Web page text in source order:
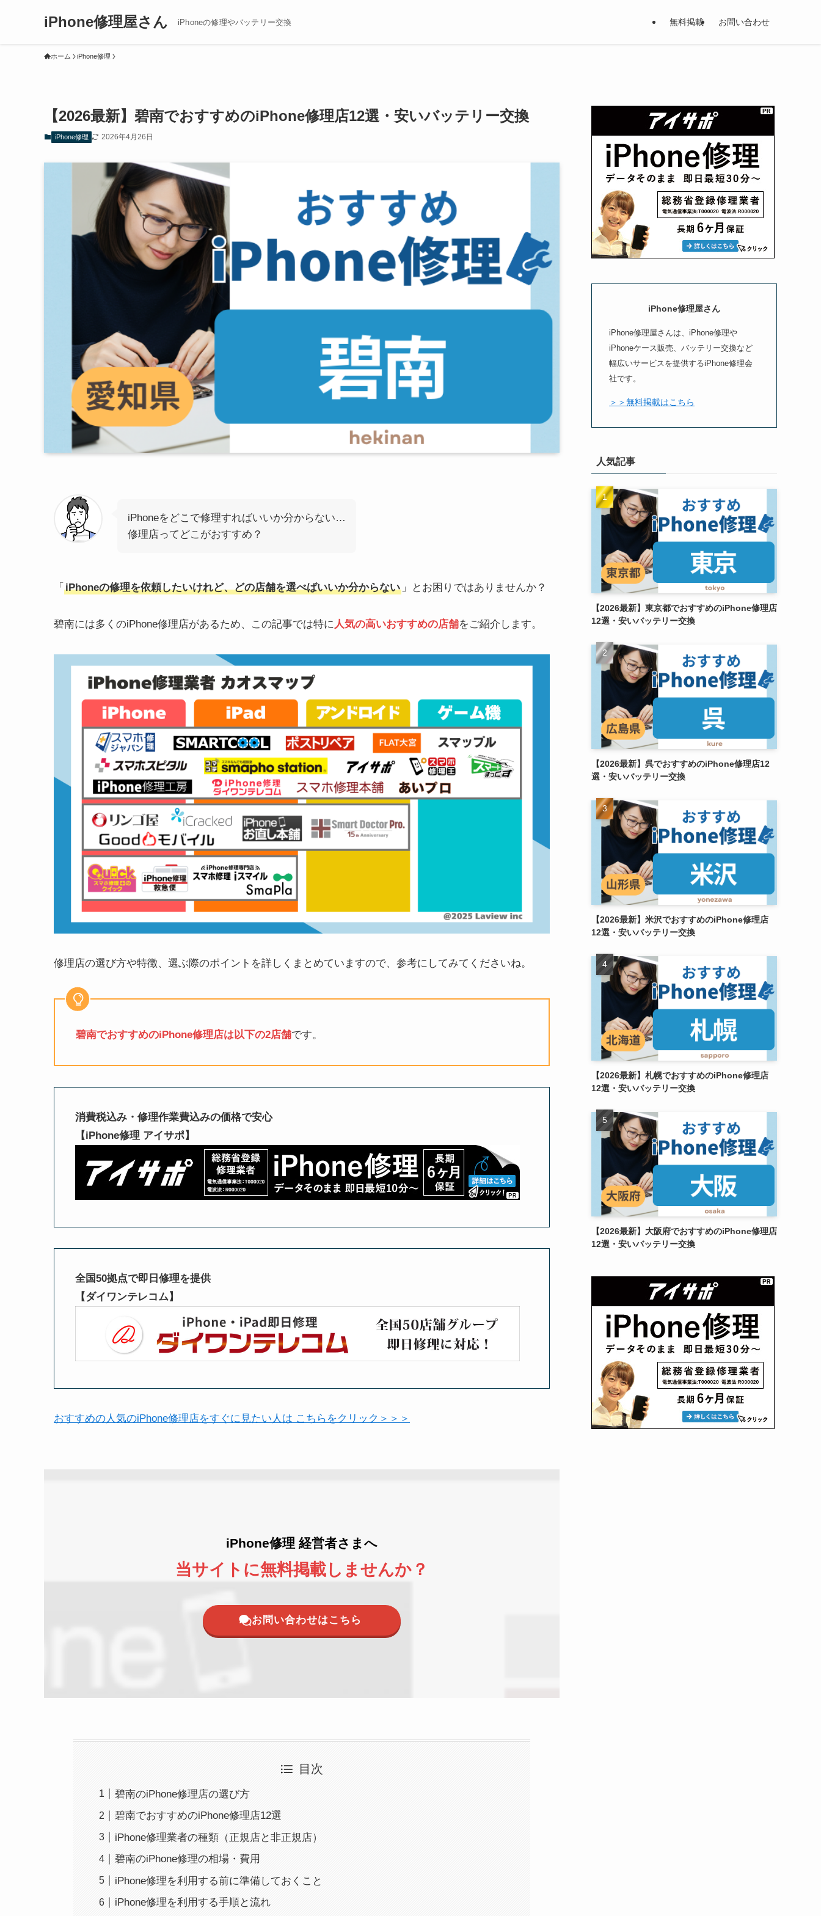
iPhone修理屋さん iPhoneの修理やバッテリー交換 無料掲載 お問い合わせ
ホーム iPhone修理
【2026最新】碧南でおすすめのiPhone修理店12選・安いバッテリー交換
iPhone修理 2026年4月26日
iPhoneをどこで修理すればいいか分からない…
修理店ってどこがおすすめ？
「 iPhoneの修理を依頼したいけれど、どの店舗を選べばいいか分からない 」とお困りではありませんか？
碧南には多くのiPhone修理店があるため、この記事では特に人気の高いおすすめの店舗をご紹介します。
修理店の選び方や特徴、選ぶ際のポイントを詳しくまとめていますので、参考にしてみてくださいね。
碧南でおすすめのiPhone修理店は以下の2店舗です。
消費税込み・修理作業費込みの価格で安心
【iPhone修理 アイサポ】
全国50拠点で即日修理を提供
【ダイワンテレコム】
おすすめの人気のiPhone修理店をすぐに見たい人は こちらをクリック＞＞＞
iPhone修理 経営者さまへ
当サイトに無料掲載しませんか？
お問い合わせはこちら
目次
碧南のiPhone修理店の選び方
碧南でおすすめのiPhone修理店12選
iPhone修理業者の種類（正規店と非正規店）
碧南のiPhone修理の相場・費用
iPhone修理を利用する前に準備しておくこと
iPhone修理を利用する手順と流れ
iPhone修理屋さん
iPhone修理屋さんは、iPhone修理や
iPhoneケース販売、バッテリー交換など
幅広いサービスを提供するiPhone修理会
社です。
＞＞無料掲載はこちら
人気記事
【2026最新】東京都でおすすめのiPhone修理店
12選・安いバッテリー交換
【2026最新】呉でおすすめのiPhone修理店12
選・安いバッテリー交換
【2026最新】米沢でおすすめのiPhone修理店
12選・安いバッテリー交換
【2026最新】札幌でおすすめのiPhone修理店
12選・安いバッテリー交換
【2026最新】大阪府でおすすめのiPhone修理店
12選・安いバッテリー交換